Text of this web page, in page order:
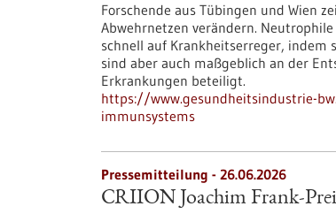
Forschende aus Tübingen und Wien
Abwehrnetzen verändern.
schnell auf Krankheitserreger,
sind aber auch maßgeblich an der
Erkrankungen beteiligt.
https://www.gesundheitsindustrie-
immunsystems
Pressemitteilung - 26.06.2026
CRIION Joachim Frank-